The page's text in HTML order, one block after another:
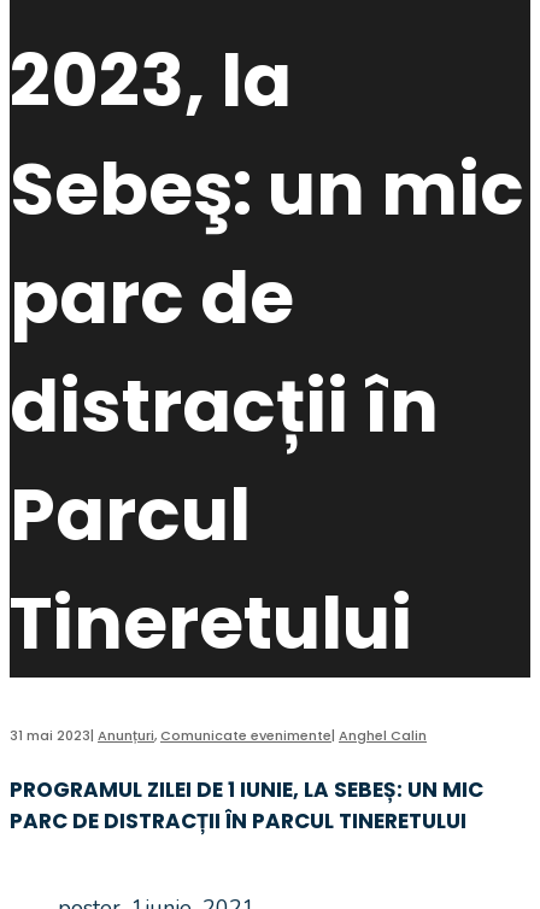
2023, la
Sebeş: un mic
parc de
distracții în
Parcul
Tineretului
31 mai 2023| Anunțuri,Comunicate evenimente| Anghel Calin
PROGRAMUL ZILEI DE 1 IUNIE, LA SEBEȘ: UN MIC
PARC DE DISTRACȚII ÎN PARCUL TINERETULUI